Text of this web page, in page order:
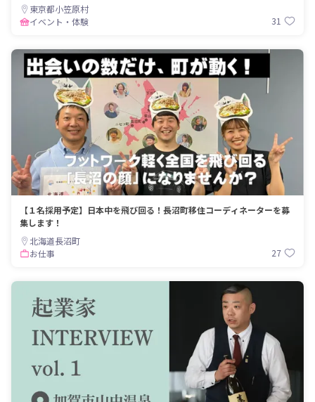
東京都小笠原村
イベント・体験
31
【１名採用予定】日本中を飛び回る！長沼町移住コーディネーターを募
集します！
北海道長沼町
お仕事
27